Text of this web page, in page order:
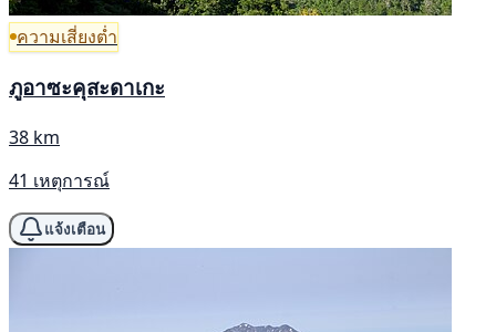
ความเสี่ยงต่ำ
ภูอาซะคุสะดาเกะ
38 km
41 เหตุการณ์
แจ้งเตือน